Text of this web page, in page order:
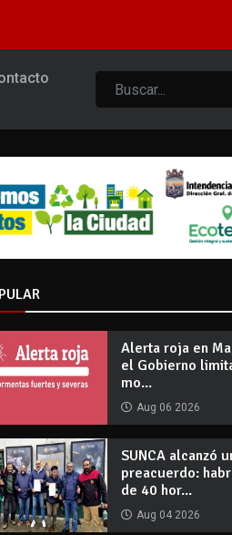
Alerta roja en
el Gobierno
mo...
Aug 06 2026
SUNCA alcanzó
preacuerdo:
de 40 hor...
Aug 04 2026